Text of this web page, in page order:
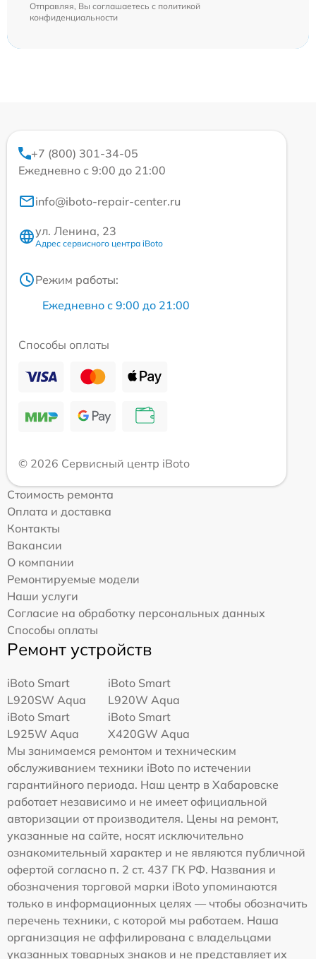
Отправляя, Вы соглашаетесь с политикой
конфиденциальности
+7 (800) 301-34-05
Ежедневно с 9:00 до 21:00
info@iboto-repair-center.ru
ул. Ленина, 23
Адрес сервисного центра iBoto
Режим работы:
Ежедневно с 9:00 до 21:00
Способы оплаты
© 2026 Сервисный центр iBoto
Стоимость ремонта
Оплата и доставка
Контакты
Вакансии
О компании
Ремонтируемые модели
Наши услуги
Согласие на обработку персональных данных
Способы оплаты
Ремонт устройств
iBoto Smart
L920SW Aqua
iBoto Smart
L920W Aqua
iBoto Smart
L925W Aqua
iBoto Smart
Х420GW Aqua
Мы занимаемся ремонтом и техническим
обслуживанием техники iBoto по истечении
гарантийного периода. Наш центр в Хабаровске
работает независимо и не имеет официальной
авторизации от производителя. Цены на ремонт,
указанные на сайте, носят исключительно
ознакомительный характер и не являются публичной
офертой согласно п. 2 ст. 437 ГК РФ. Названия и
обозначения торговой марки iBoto упоминаются
только в информационных целях — чтобы обозначить
перечень техники, с которой мы работаем. Наша
организация не аффилирована с владельцами
указанных товарных знаков и не представляет их